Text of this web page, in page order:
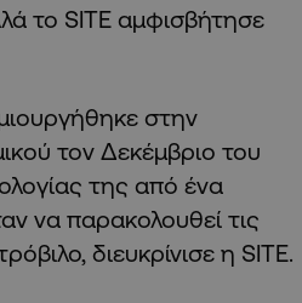
το SITE αμφισβήτησε
στην
τον Δεκέμβριο του
της από ένα
να παρακολουθεί τις
διευκρίνισε η SITE.